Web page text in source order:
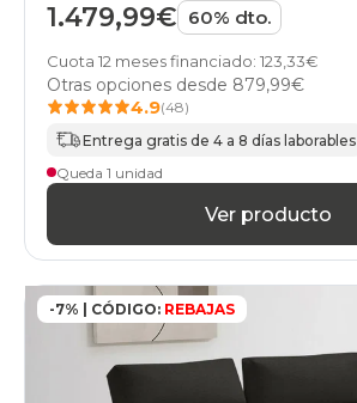
1.479,99€ 60% dto.
Cuota 12 meses financiado: 123,33€
Otras opciones desde 879,99€
4.9(48)
Entrega gratis de 4 a 8 días laborables
Queda 1 unidad
Ver producto
-7% | CÓDIGO: REBAJAS